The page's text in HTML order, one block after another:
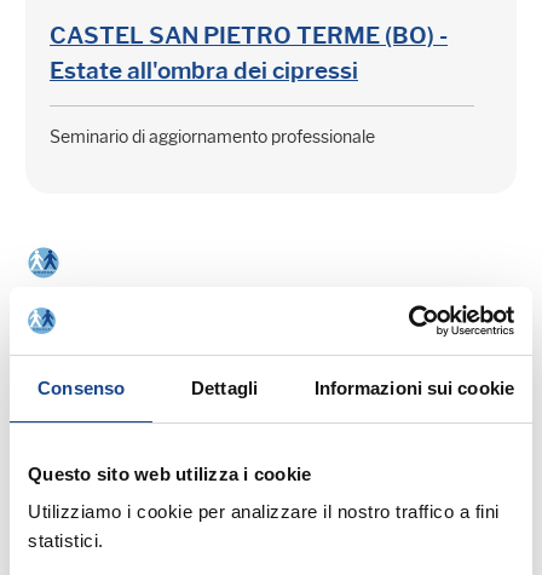
Consenso Dettagli Informazioni sui cookie
Questo sito web utilizza i cookie
Utilizziamo i cookie per analizzare il nostro traffico a fini
statistici.
CASTEL SAN PIETRO TERME (BO) -
Estate all'ombra dei cipressi
Seminario di aggiornamento professionale
03/09/26 - Seminario di aggiornamento
professionale
74/2025
Seminario di aggiornamento professionale